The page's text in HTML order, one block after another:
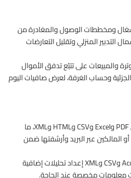
ومخططات الوصول والمغادرة من
التدبير المنزلي وتقليل التعارضات
والمبيعات على تتبّع تدفق الأموال
وحساب الغرفة، لعرض صافيات اليوم
يتيح تصدير التقارير والجداول إلى PDF وExcel وCSV وHTML وXML، ما
المالكين عبر البريد وأرشفتها ضمن
يساند الاستيراد من Excel وAccess وCSV وXML إعداد تحليلات إضافية
معلومات مخصصة عند الحاجة.